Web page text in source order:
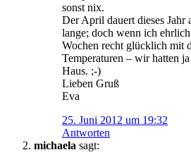
sonst nix.
Der April dauert dieses
lange; doch wenn ich
Wochen recht glücklich mit
Temperaturen – wir hatten
Haus. ;-)
Lieben Gruß
Eva
25. Juni 2012 um 19:32
Antworten
michaela sagt: